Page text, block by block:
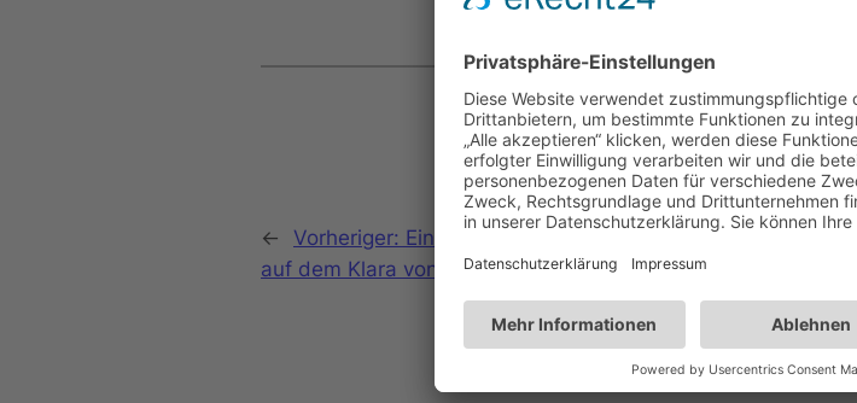
← Vorheriger: Einweihung der Station „ Aus der Rolle gefallen“
auf dem Klara von Assisi-Weg